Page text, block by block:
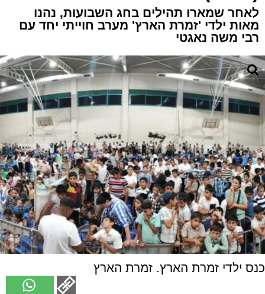
לאחר שמארו תהילים בחג השבועות, נהנו
מאות ילדי 'זמרת הארץ' מערב חוייתי יחד עם
רבי משה נאגטי
כנס ילדי זמרת הארץ. זמרת הארץ